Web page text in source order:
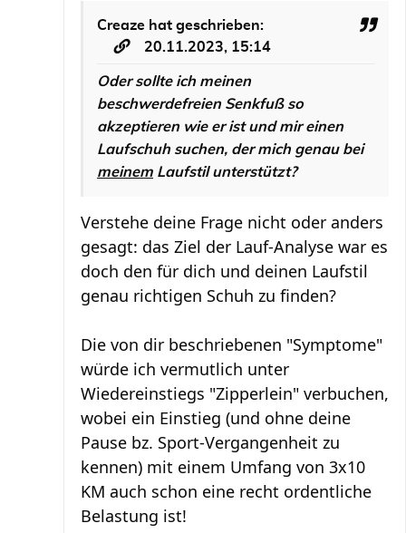
Creaze hat geschrieben:
20.11.2023, 15:14
Oder sollte ich meinen
beschwerdefreien Senkfuß so
akzeptieren wie er ist und mir einen
Laufschuh suchen, der mich genau bei
meinem Laufstil unterstützt?
Verstehe deine Frage nicht oder anders
gesagt: das Ziel der Lauf-Analyse war es
doch den für dich und deinen Laufstil
genau richtigen Schuh zu finden?
Die von dir beschriebenen "Symptome"
würde ich vermutlich unter
Wiedereinstiegs "Zipperlein" verbuchen,
wobei ein Einstieg (und ohne deine
Pause bz. Sport-Vergangenheit zu
kennen) mit einem Umfang von 3x10
KM auch schon eine recht ordentliche
Belastung ist!